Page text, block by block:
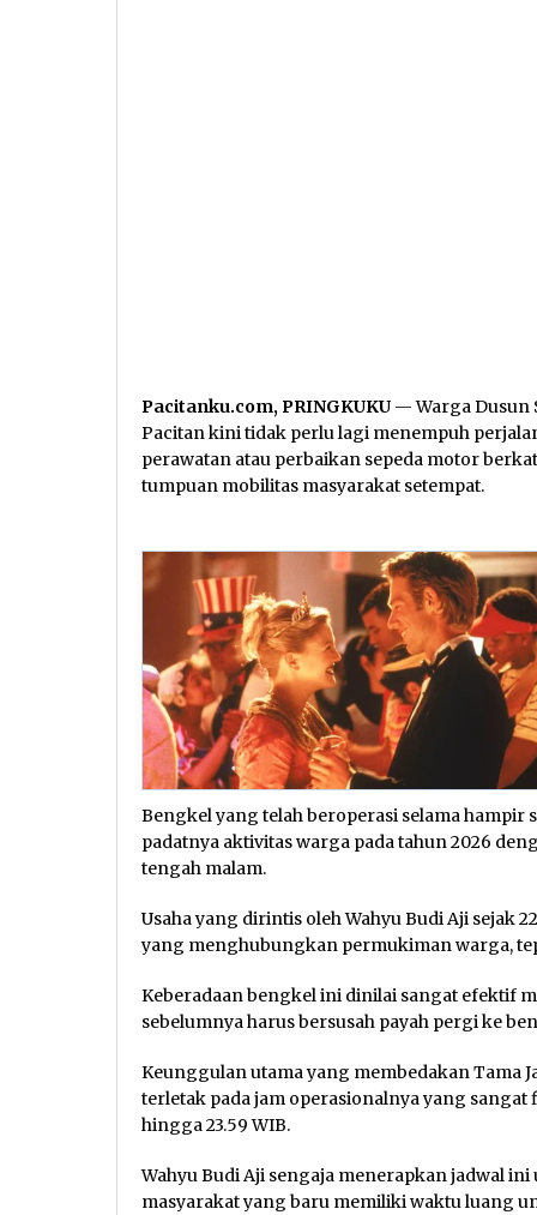
Pacitanku.com, PRINGKUKU — Warga Dusun
Pacitan kini tidak perlu lagi menempuh
perawatan atau perbaikan sepeda motor
tumpuan mobilitas masyarakat setempat.
Bengkel yang telah beroperasi selama hampir
padatnya aktivitas warga pada tahun 2026
tengah malam.
Usaha yang dirintis oleh Wahyu Budi Aji sejak
yang menghubungkan permukiman warga,
Keberadaan bengkel ini dinilai sangat efektif
sebelumnya harus bersusah payah pergi ke
Keunggulan utama yang membedakan Tama
terletak pada jam operasionalnya yang sangat
hingga 23.59 WIB.
Wahyu Budi Aji sengaja menerapkan jadwal
masyarakat yang baru memiliki waktu luang